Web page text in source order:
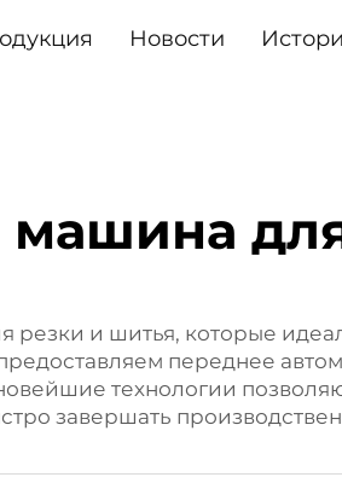
Новости
машина
и шитья, которые
переднее
технологии
завершать